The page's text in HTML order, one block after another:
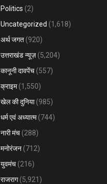
Politics (2)
Uncategorized (1,618)
अर्थ जगत (920)
उत्तराखंड न्यूज़ (5,204)
कानूनी दावपेंच (557)
क्राइम(1,550)
खेल की दुनिया(985)
धर्म एवं अध्यात्म(744)
नारी मंच (288)
मनोरंजन (712)
युवमंच (216)
राजराग(5,921)